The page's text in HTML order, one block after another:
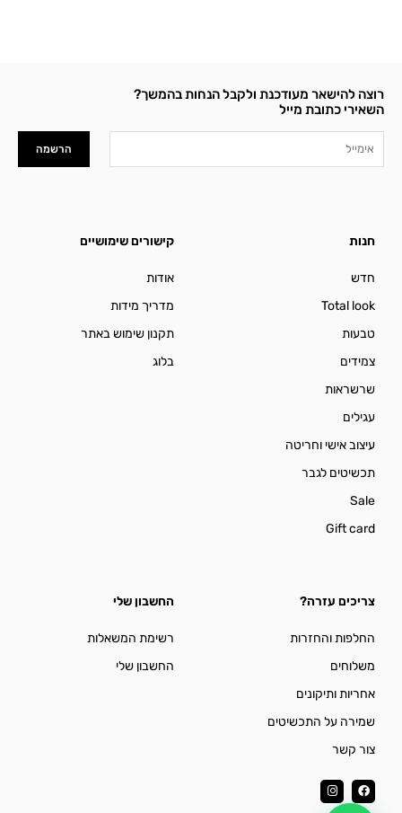
רוצה להישאר מעודכנת ולקבל הנחות בהמשך?
השאירי כתובת מייל
הרשמה
חנות
חדש
Total look
טבעות
צמידים
שרשראות
עגילים
עיצוב אישי וחריטה
תכשיטים לגבר
Sale
Gift card
קישורים שימושיים
אודות
מדריך מידות
תקנון שימוש באתר
בלוג
צריכים עזרה?
החלפות והחזרות
משלוחים
אחריות ותיקונים
שמירה על התכשיטים
צור קשר
F
a
c
I
n
s
החשבון שלי
רשימת המשאלות
החשבון שלי